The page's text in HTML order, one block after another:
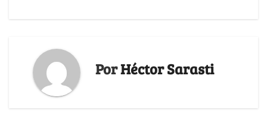
PorHéctor Sarasti